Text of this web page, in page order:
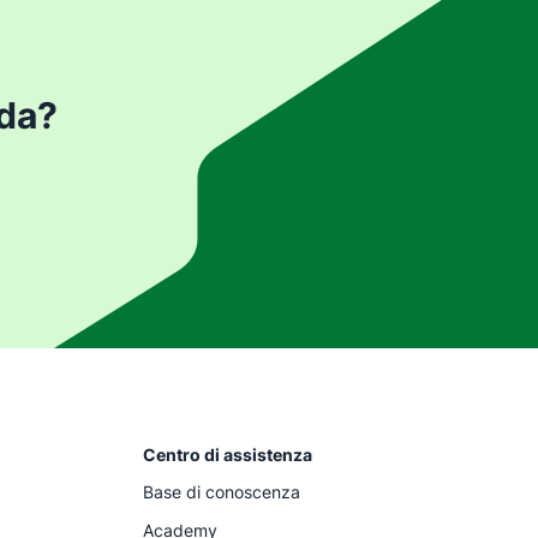
Centro di assistenza
Base di conoscenza
Academy